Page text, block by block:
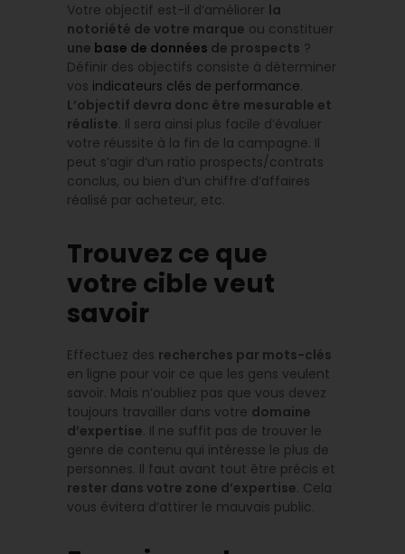
Votre objectif est-il d’améliorer la
notoriété de votre marque ou constituer
une base de données de prospects ?
Définir des objectifs consiste à déterminer
vos indicateurs clés de performance.
L’objectif devra donc être mesurable et
réaliste. Il sera ainsi plus facile d’évaluer
votre réussite à la fin de la campagne. Il
peut s’agir d’un ratio prospects/contrats
conclus, ou bien d’un chiffre d’affaires
réalisé par acheteur, etc.
Trouvez ce que
votre cible veut
savoir
Effectuez des recherches par mots-clés
en ligne pour voir ce que les gens veulent
savoir. Mais n’oubliez pas que vous devez
toujours travailler dans votre domaine
d’expertise. Il ne suffit pas de trouver le
genre de contenu qui intéresse le plus de
personnes. Il faut avant tout être précis et
rester dans votre zone d’expertise. Cela
vous évitera d’attirer le mauvais public.